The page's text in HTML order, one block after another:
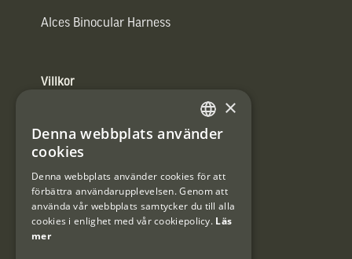
Alces Binocular Harness
Villkor
Användarvillkor
#Interjaktfamily
Kundklubb
SWEDISH
×
Denna webbplats använder
cookies
Denna webbplats använder cookies för att
förbättra användarupplevelsen. Genom att
använda vår webbplats samtycker du till alla
cookies i enlighet med vår cookiepolicy. Läs
mer